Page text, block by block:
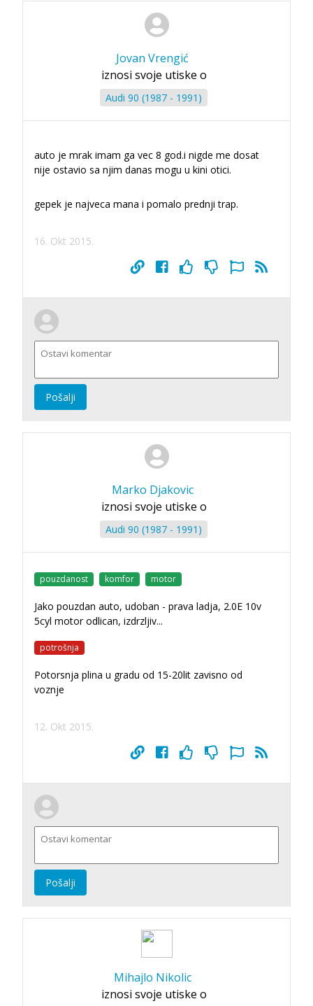
Jovan Vrengić
iznosi svoje utiske o
Audi 90 (1987 - 1991)
auto je mrak imam ga vec 8 god.i nigde me dosat
nije ostavio sa njim danas mogu u kini otici.
gepek je najveca mana i pomalo prednji trap.
16. Okt 2015.
Pošalji
Marko Djakovic
iznosi svoje utiske o
Audi 90 (1987 - 1991)
pouzdanost komfor motor
Jako pouzdan auto, udoban - prava ladja, 2.0E 10v
5cyl motor odlican, izdrzljiv...
potrošnja
Potorsnja plina u gradu od 15-20lit zavisno od
voznje
12. Okt 2015.
Pošalji
Mihajlo Nikolic
iznosi svoje utiske o